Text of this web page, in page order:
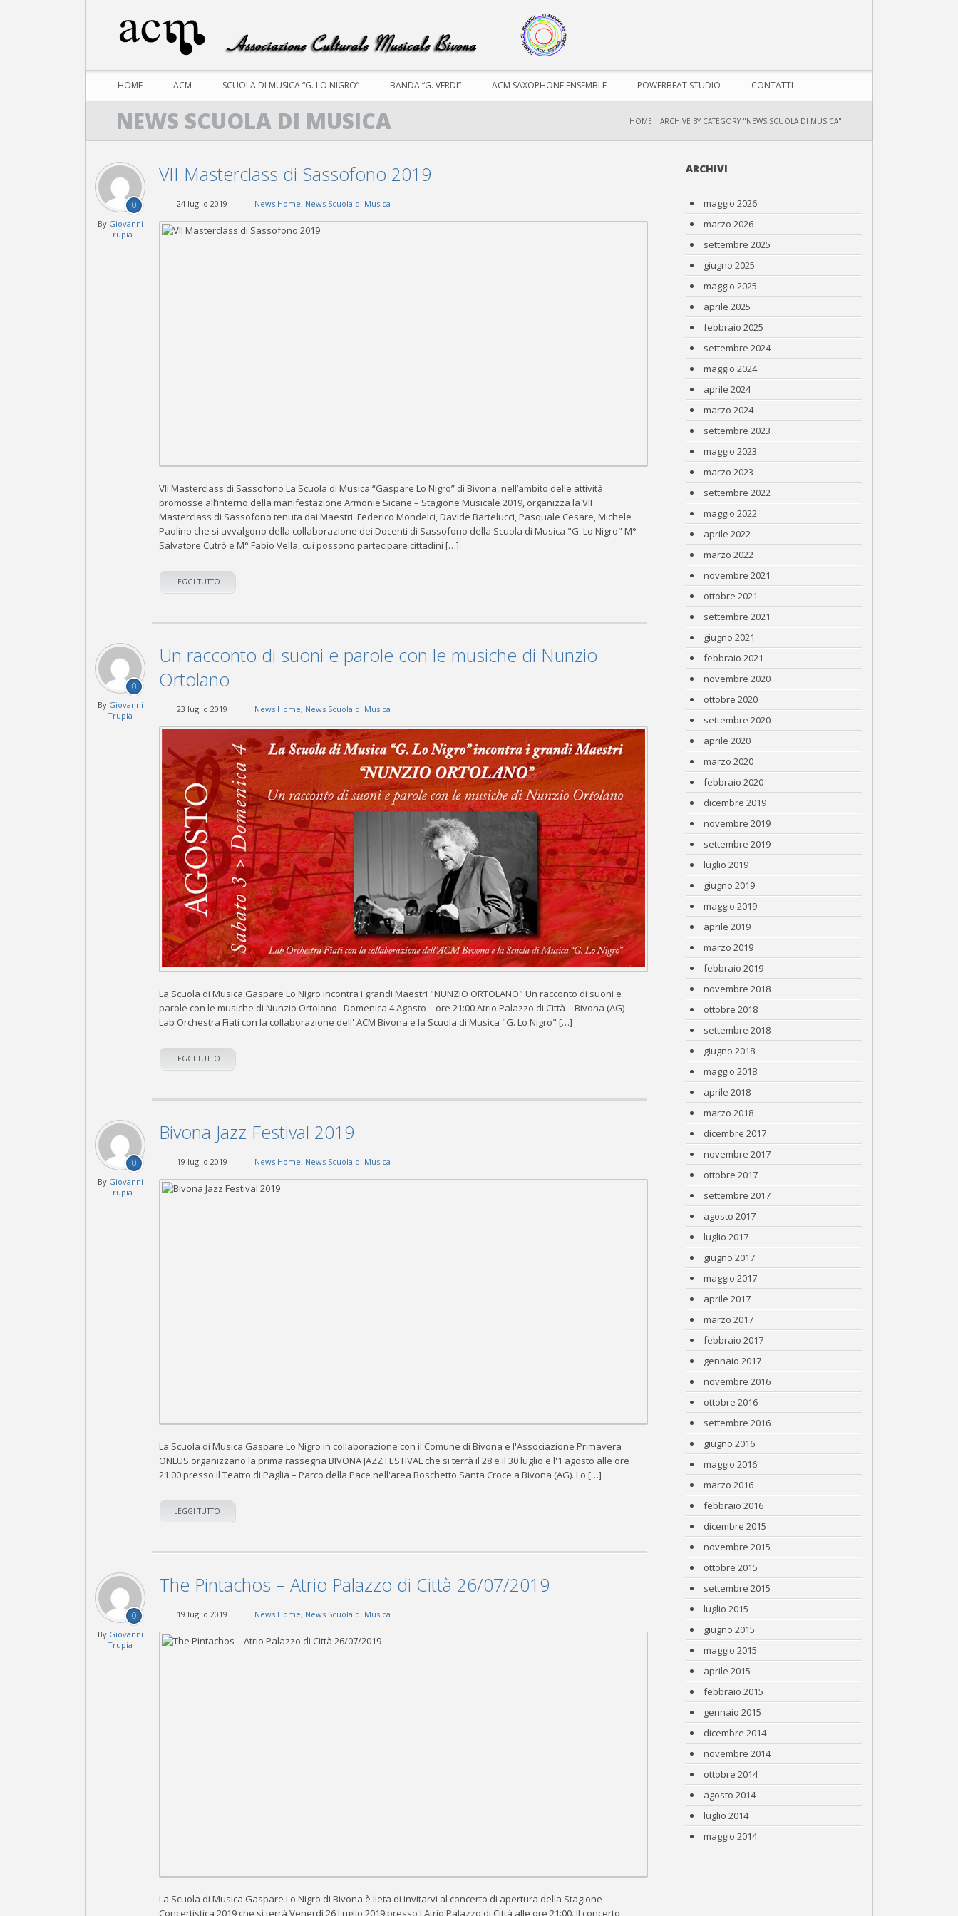
HOME ACM SCUOLA DI MUSICA “G. LO NIGRO” BANDA “G. VERDI” ACM SAXOPHONE ENSEMBLE POWERBEAT STUDIO CONTATTI
NEWS SCUOLA DI MUSICA HOME | ARCHIVE BY CATEGORY "NEWS SCUOLA DI MUSICA"
VII Masterclass di Sassofono 2019
0
By Giovanni
Trupia
24 luglio 2019 News Home, News Scuola di Musica
VII Masterclass di Sassofono La Scuola di Musica “Gaspare Lo Nigro” di Bivona, nell’ambito delle attività
promosse all’interno della manifestazione Armonie Sicane – Stagione Musicale 2019, organizza la VII
Masterclass di Sassofono tenuta dai Maestri Federico Mondelci, Davide Bartelucci, Pasquale Cesare, Michele
Paolino che si avvalgono della collaborazione dei Docenti di Sassofono della Scuola di Musica "G. Lo Nigro" M°
Salvatore Cutrò e M° Fabio Vella, cui possono partecipare cittadini […]
LEGGI TUTTO
Un racconto di suoni e parole con le musiche di Nunzio
Ortolano
0
By Giovanni
Trupia
23 luglio 2019 News Home, News Scuola di Musica
La Scuola di Musica Gaspare Lo Nigro incontra i grandi Maestri "NUNZIO ORTOLANO" Un racconto di suoni e
parole con le musiche di Nunzio Ortolano Domenica 4 Agosto – ore 21:00 Atrio Palazzo di Città – Bivona (AG)
Lab Orchestra Fiati con la collaborazione dell' ACM Bivona e la Scuola di Musica "G. Lo Nigro" […]
LEGGI TUTTO
Bivona Jazz Festival 2019
0
By Giovanni
Trupia
19 luglio 2019 News Home, News Scuola di Musica
La Scuola di Musica Gaspare Lo Nigro in collaborazione con il Comune di Bivona e l'Associazione Primavera
ONLUS organizzano la prima rassegna BIVONA JAZZ FESTIVAL che si terrà il 28 e il 30 luglio e l'1 agosto alle ore
21:00 presso il Teatro di Paglia – Parco della Pace nell'area Boschetto Santa Croce a Bivona (AG). Lo […]
LEGGI TUTTO
The Pintachos – Atrio Palazzo di Città 26/07/2019
0
By Giovanni
Trupia
19 luglio 2019 News Home, News Scuola di Musica
La Scuola di Musica Gaspare Lo Nigro di Bivona è lieta di invitarvi al concerto di apertura della Stagione
Concertistica 2019 che si terrà Venerdì 26 Luglio 2019 presso l'Atrio Palazzo di Città alle ore 21:00. Il concerto
ARCHIVI
maggio 2026
marzo 2026
settembre 2025
giugno 2025
maggio 2025
aprile 2025
febbraio 2025
settembre 2024
maggio 2024
aprile 2024
marzo 2024
settembre 2023
maggio 2023
marzo 2023
settembre 2022
maggio 2022
aprile 2022
marzo 2022
novembre 2021
ottobre 2021
settembre 2021
giugno 2021
febbraio 2021
novembre 2020
ottobre 2020
settembre 2020
aprile 2020
marzo 2020
febbraio 2020
dicembre 2019
novembre 2019
settembre 2019
luglio 2019
giugno 2019
maggio 2019
aprile 2019
marzo 2019
febbraio 2019
novembre 2018
ottobre 2018
settembre 2018
giugno 2018
maggio 2018
aprile 2018
marzo 2018
dicembre 2017
novembre 2017
ottobre 2017
settembre 2017
agosto 2017
luglio 2017
giugno 2017
maggio 2017
aprile 2017
marzo 2017
febbraio 2017
gennaio 2017
novembre 2016
ottobre 2016
settembre 2016
giugno 2016
maggio 2016
marzo 2016
febbraio 2016
dicembre 2015
novembre 2015
ottobre 2015
settembre 2015
luglio 2015
giugno 2015
maggio 2015
aprile 2015
febbraio 2015
gennaio 2015
dicembre 2014
novembre 2014
ottobre 2014
agosto 2014
luglio 2014
maggio 2014